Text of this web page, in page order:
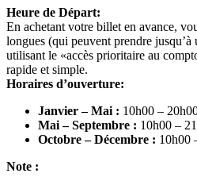
Heure de Départ:
En achetant votre billet en avance,
longues (qui peuvent prendre jusqu’à
utilisant le «accès prioritaire au
rapide et simple.
Horaires d’ouverture:
Janvier – Mai : 10h00 –
Mai – Septembre : 10h00 –
Octobre – Décembre : 10h00
Note :